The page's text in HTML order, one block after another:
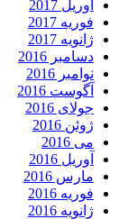
آوریل 2017
فوریه 2017
ژانویه 2017
دسامبر 2016
نوامبر 2016
آگوست 2016
جولای 2016
ژوئن 2016
می 2016
آوریل 2016
مارس 2016
فوریه 2016
ژانویه 2016